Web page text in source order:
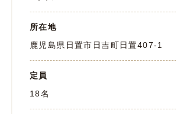
所在地
鹿児島県日置市日吉町日置407-1
定員
18名